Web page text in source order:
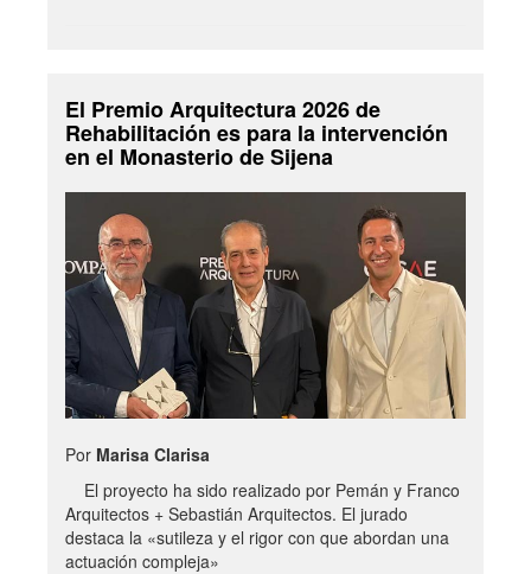
El Premio Arquitectura 2026 de
Rehabilitación es para la intervención
en el Monasterio de Sijena
Por Marisa Clarisa
El proyecto ha sido realizado por Pemán y Franco
Arquitectos + Sebastián Arquitectos. El jurado
destaca la «sutileza y el rigor con que abordan una
actuación compleja»